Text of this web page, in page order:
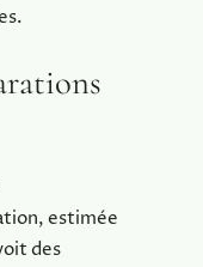
estimée
des